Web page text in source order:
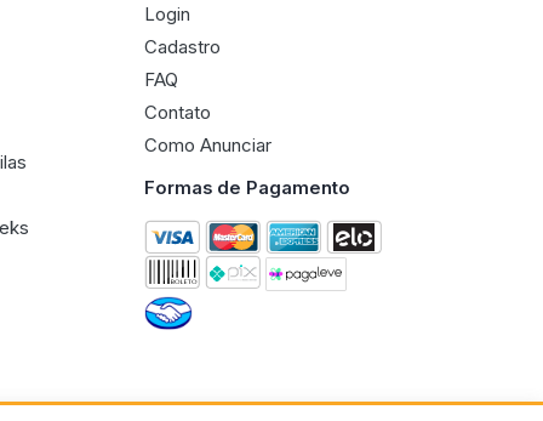
Login
Cadastro
FAQ
Contato
Como Anunciar
Formas de Pagamento